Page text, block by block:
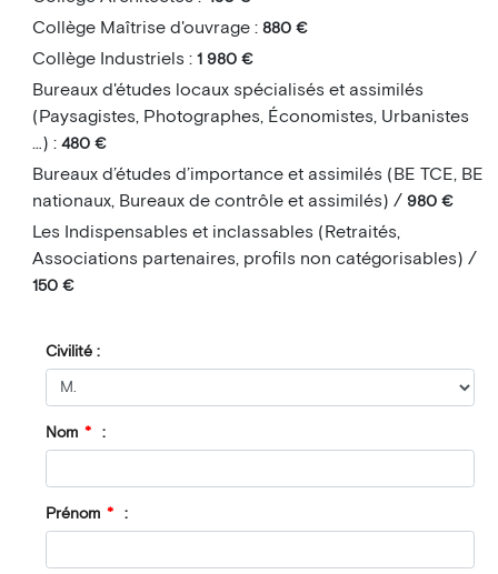
Collège Maîtrise d'ouvrage : 880 €
Collège Industriels : 1 980 €
Bureaux d'études locaux spécialisés et assimilés
(Paysagistes, Photographes, Économistes, Urbanistes
…) : 480 €
Bureaux d’études d’importance et assimilés (BE TCE, BE
nationaux, Bureaux de contrôle et assimilés) / 980 €
Les Indispensables et inclassables (Retraités,
Associations partenaires, profils non catégorisables) /
150 €
Civilité :
Nom * :
Prénom * :